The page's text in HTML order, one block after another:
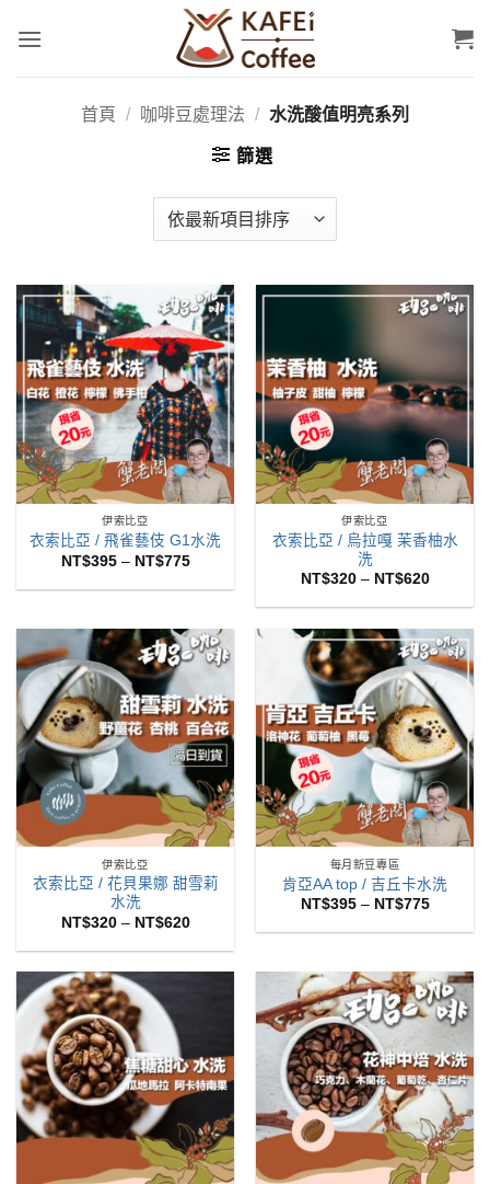
首頁 / 咖啡豆處理法 / 水洗酸值明亮系列
篩選
伊索比亞
衣索比亞 / 飛雀藝伎 G1水洗
NT$395 – NT$775價
範
到
NT$775
伊索比亞
衣索比亞 / 烏拉嘎 茉香柚水
洗
NT$320 – NT$620價
範
NT$320
到
NT$620
伊索比亞
衣索比亞 / 花貝果娜 甜雪莉
水洗
NT$320 – NT$620價
範
每月新豆專區
肯亞AA top / 吉丘卡水洗
NT$395 – NT$775價
範
到
NT$775